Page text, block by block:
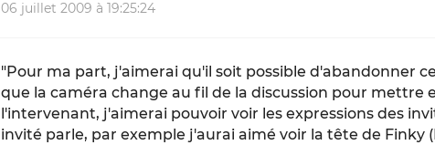
06 juillet 2009 à 19:25:24
"Pour ma part, j'aimerai qu'il soit possible d'abandonner
que la caméra change au fil de la discussion pour mettre
l'intervenant, j'aimerai pouvoir voir les expressions des
invité parle, par exemple j'aurai aimé voir la tête de Finky